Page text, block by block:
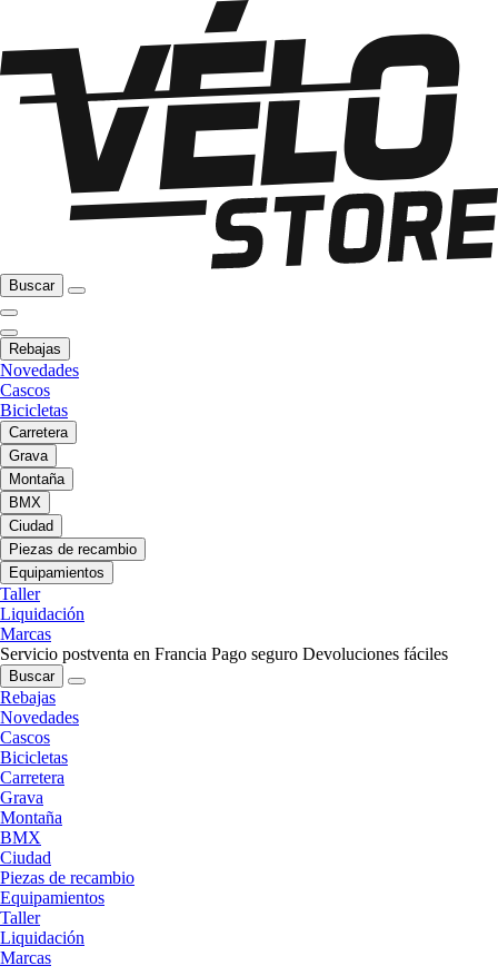
Buscar
Rebajas
Novedades
Cascos
Bicicletas
Carretera
Grava
Montaña
BMX
Ciudad
Piezas de recambio
Equipamientos
Taller
Liquidación
Marcas
Servicio postventa en Francia Pago seguro Devoluciones fáciles
Buscar
Rebajas
Novedades
Cascos
Bicicletas
Carretera
Grava
Montaña
BMX
Ciudad
Piezas de recambio
Equipamientos
Taller
Liquidación
Marcas